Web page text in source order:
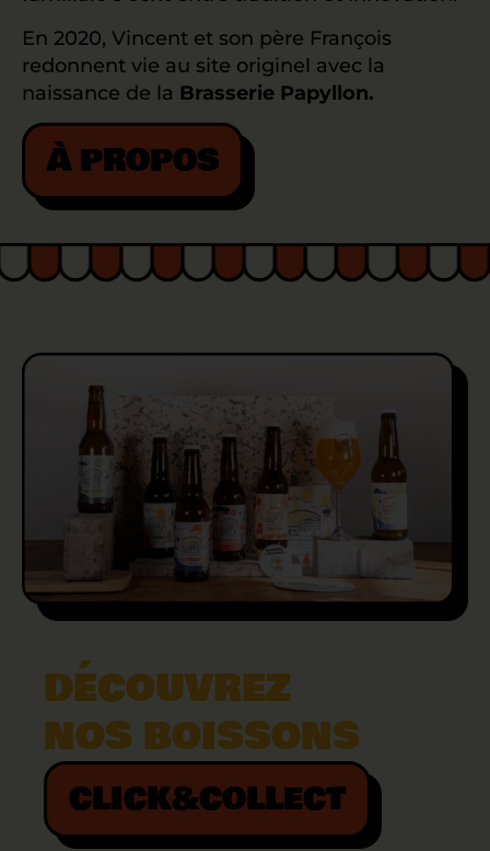
En 2020, Vincent et son père François
redonnent vie au site originel avec la
naissance de la Brasserie Papyllon.
À PROPOS
DÉCOUVREZ
NOS BOISSONS
CLICK&COLLECT